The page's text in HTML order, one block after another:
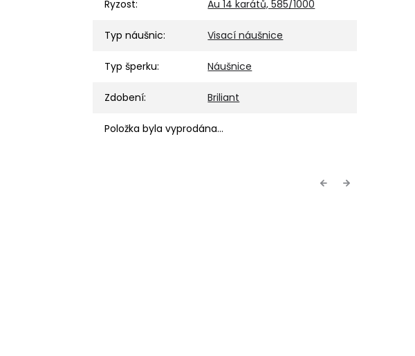
Ryzost: Au 14 karátů, 585/1000
Typ náušnic: Visací náušnice
Typ šperku: Náušnice
Zdobení: Briliant
Položka byla vyprodána…
Previous
Next